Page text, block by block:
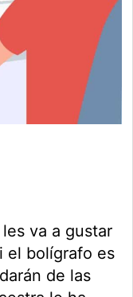
va a gustar
el bolígrafo es
de las